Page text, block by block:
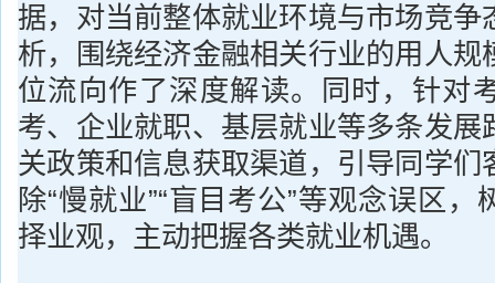
据，对当前整体就业环境与市场竞争
析，围绕经济金融相关行业的用人规
位流向作了深度解读。同时，针对
考、企业就职、基层就业等多条发展
关政策和信息获取渠道，引导同学们
除“慢就业”“盲目考公”等观念误区
择业观，主动把握各类就业机遇。